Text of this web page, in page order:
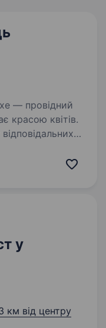
красою квітів.
разом
у
км від центру